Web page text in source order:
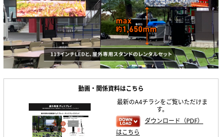
動画・関係資料はこちら
最新のA4チラシをご覧いただけま
す。
ダウンロード（PDF）
はこちら